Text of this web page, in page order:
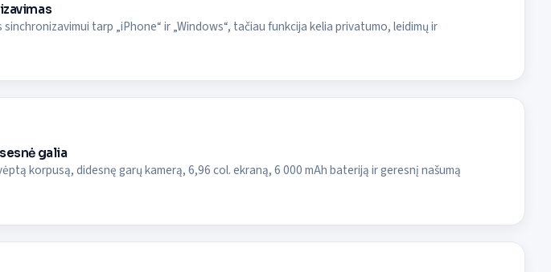
tarp „iPhone“ ir „Windows“, tačiau funkcija kelia privatumo, leidimų ir
galia
korpusą, didesnę garų kamerą, 6,96 col. ekraną, 6 000 mAh bateriją ir geresnį našumą